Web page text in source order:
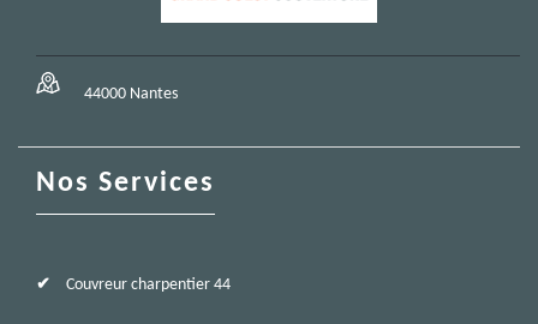
44000 Nantes
Nos Services
Couvreur charpentier 44